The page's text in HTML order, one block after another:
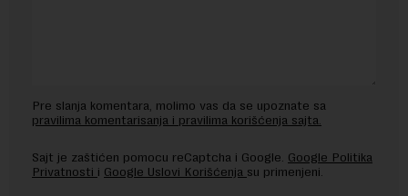
Pre slanja komentara, molimo vas da se upoznate sa
pravilima komentarisanja i pravilima korišćenja sajta.
Sajt je zaštićen pomocu reCaptcha i Google. Google Politika
Privatnosti i Google Uslovi Korišćenja su primenjeni.